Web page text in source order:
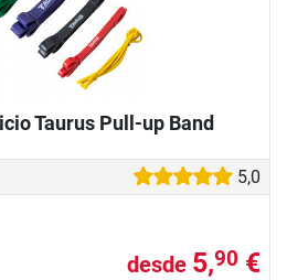
Taurus Pull-up Band
5,0
desde 5,90 €